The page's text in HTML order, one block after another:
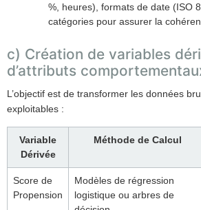
%, heures), formats de date (ISO
catégories pour assurer la
c) Création de variables
d’attributs
L’objectif est de transformer les données
exploitables :
Variable
Dérivée
Méthode de Calcul
Score de
Propension
Modèles de régression
logistique ou arbres de